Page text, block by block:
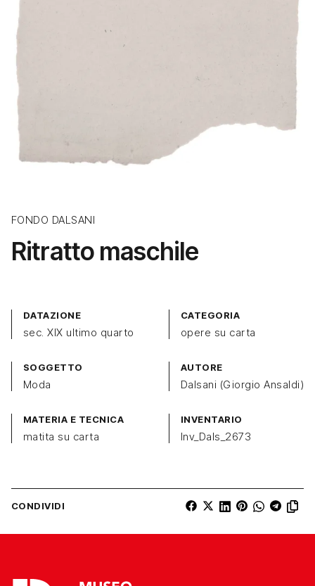
FONDO DALSANI
Ritratto maschile
DATAZIONE
sec. XIX ultimo quarto
CATEGORIA
opere su carta
SOGGETTO
Moda
AUTORE
Dalsani (Giorgio Ansaldi)
MATERIA E TECNICA
matita su carta
INVENTARIO
Inv_Dals_2673
CONDIVIDI